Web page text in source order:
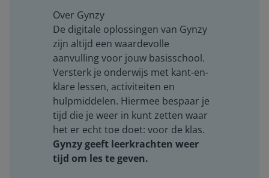
Over Gynzy
De digitale oplossingen van Gynzy
zijn altijd een waardevolle
aanvulling voor jouw basisschool.
Versterk je onderwijs met kant-en-
klare lessen, activiteiten en
hulpmiddelen. Hiermee bespaar je
tijd die je weer in kunt zetten waar
het er echt toe doet: voor de klas.
Gynzy geeft leerkrachten weer
tijd om les te geven.